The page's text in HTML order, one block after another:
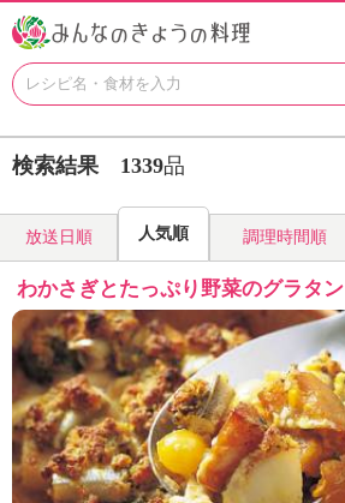
お
い
ピ
を
見
つ
け
よ
。
N
H
K
検索結果 1339品
放送日順 人気順 調理時間順
わかさぎとたっぷり野菜のグラタン